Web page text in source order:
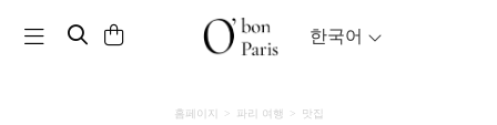
Toggle navigation 한국어
홈페이지 파리 여행 맛집